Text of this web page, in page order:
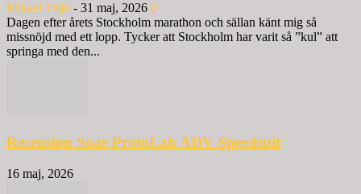
Mikael Tisjö - 31 maj, 2026 0
Dagen efter årets Stockholm marathon och sällan känt mig så
missnöjd med ett lopp. Tycker att Stockholm har varit så ”kul” att
springa med den...
Recension Soar ProtoLab ADV Speedsuit
16 maj, 2026